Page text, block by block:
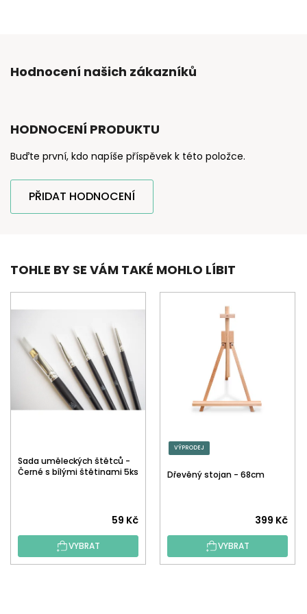
Hodnocení našich zákazníků
HODNOCENÍ PRODUKTU
Buďte první, kdo napíše příspěvek k této položce.
PŘIDAT HODNOCENÍ
TOHLE BY SE VÁM TAKÉ MOHLO LÍBIT
Sada uměleckých štětců -
Černé s bílými štětinami 5ks
59 Kč
VYBRAT
VÝPRODEJ
Dřevěný stojan - 68cm
399 Kč
VYBRAT